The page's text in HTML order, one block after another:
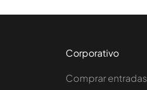
Corporativo
Comprar entradas